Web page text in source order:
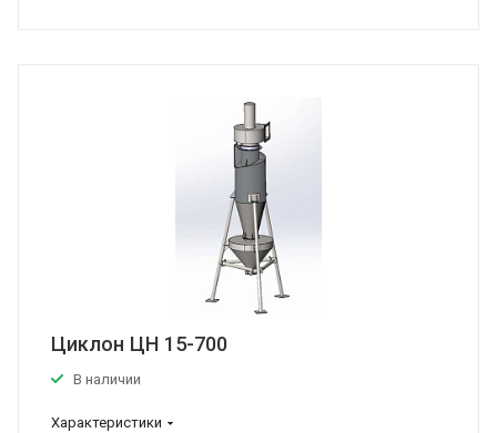
Циклон ЦН 15-700
В наличии
Характеристики